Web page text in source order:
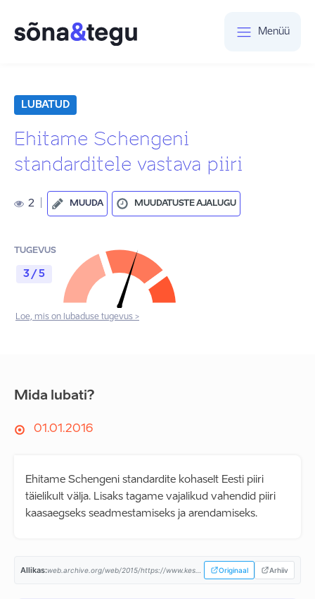
Menüü
LUBATUD
Ehitame Schengeni
standarditele vastava piiri
2 MUUDA MUUDATUSTE AJALUGU
TUGEVUS
3 / 5
Loe, mis on lubaduse tugevus >
Mida lubati?
01.01.2016
Ehitame Schengeni standardite kohaselt Eesti piiri
täielikult välja. Lisaks tagame vajalikud vahendid piiri
kaasaegseks seadmestamiseks ja arendamiseks.
Allikas: Originaal Arhiiv